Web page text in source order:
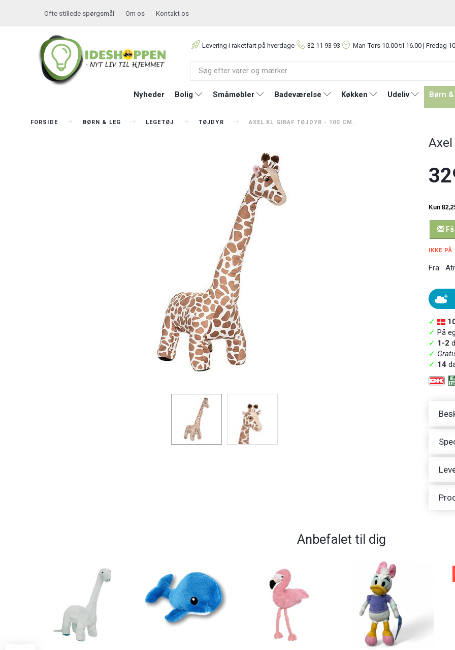
Ofte stillede spørgsmål Om os Kontakt os
Levering i raketfart på hverdage 32 11 93 93 Man-Tors 10.00 til 16.00 | Fredag
Nyheder Bolig Småmøbler Badeværelse Køkken Udeliv Børn
FORSIDE BØRN & LEG LEGETØJ TØJDYR AXEL XL GIRAF TØJDYR - 100 CM.
IKKE PÅ
Fra:
✓
✓ På
✓ 1-2
✓
✓ 14
Anbefalet til dig